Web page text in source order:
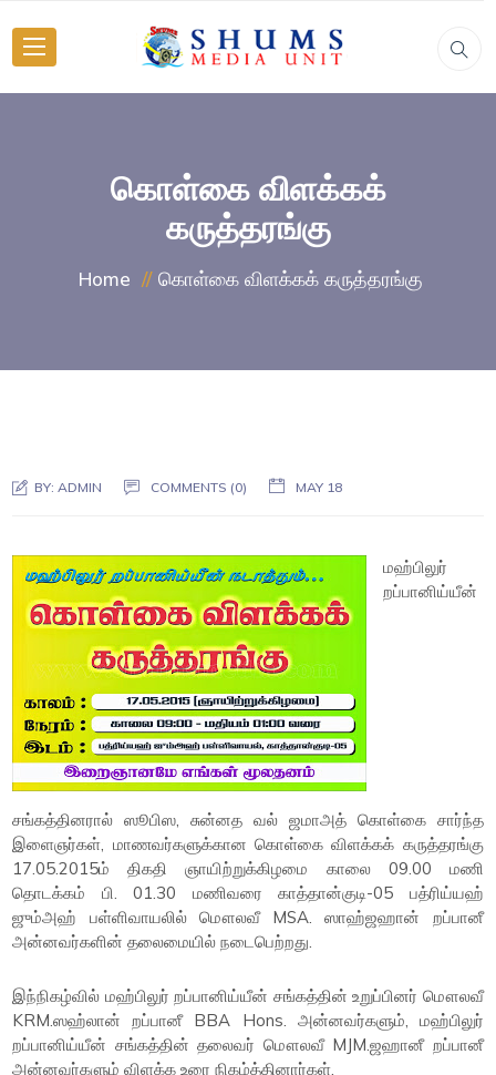
கொள்கை விளக்கக்
கருத்தரங்கு
Home கொள்கை விளக்கக் கருத்தரங்கு
BY:ADMIN COMMENTS (0) MAY 18
மஹ்பிலுர்
றப்பானிய்யீன்
சங்கத்தினரால் ஸூபிஸ, சுன்னத வல் ஜமாஅத் கொள்கை சார்ந்த
இளைஞர்கள், மாணவர்களுக்கான கொள்கை விளக்கக் கருத்தரங்கு
17.05.2015ம் திகதி ஞாயிற்றுக்கிழமை காலை 09.00 மணி
தொடக்கம் பி. 01.30 மணிவரை காத்தான்குடி-05 பத்ரிய்யஹ்
ஜும்அஹ் பள்ளிவாயலில் மௌலவீ MSA. ஸாஹ்ஜஹான் றப்பானீ
அன்னவர்களின் தலைமையில் நடைபெற்றது.
இந்நிகழ்வில் மஹ்பிலுர் றப்பானிய்யீன் சங்கத்தின் உறுப்பினர் மௌலவீ
KRM.ஸஹ்லான் றப்பானீ BBA Hons. அன்னவர்களும், மஹ்பிலுர்
றப்பானிய்யீன் சங்கத்தின் தலைவர் மௌலவீ MJM.ஜஹானீ றப்பானீ
அன்னவர்களும் விளக்க உரை நிகழ்த்தினார்கள்.